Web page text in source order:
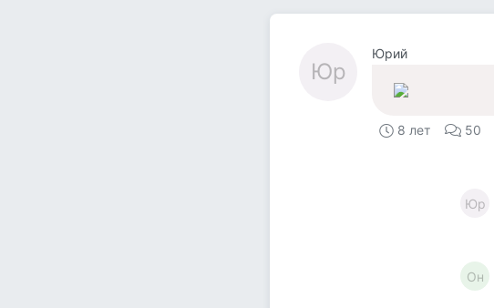
Юр
Юрий
8 лет 50
Юр
Он